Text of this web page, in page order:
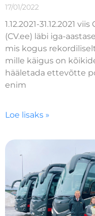
17/01/2022
1.12.2021-31.12.2021
(CV.ee) läbi iga-
mis kogus
mille käigus on
hääletada ettevõtte
enim
Loe lisaks »